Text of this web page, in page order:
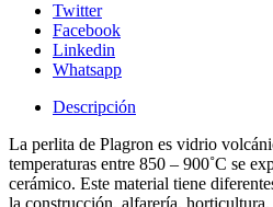
Twitter
Facebook
Linkedin
Whatsapp
Descripción
La perlita de Plagron es vidrio
temperaturas entre 850 – 900˚C se
cerámico. Este material tiene